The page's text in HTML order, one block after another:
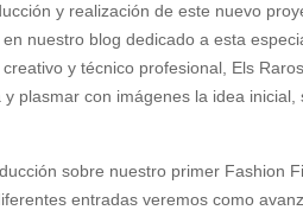
y realización de este nuevo
nuestro blog dedicado a esta
y técnico profesional, Els
plasmar con imágenes la idea
sobre nuestro primer Fashion
entradas veremos como